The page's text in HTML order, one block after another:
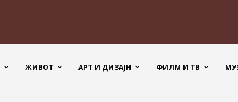
ЖИВОТ АРТ И ДИЗАЈН ФИЛМ И ТВ